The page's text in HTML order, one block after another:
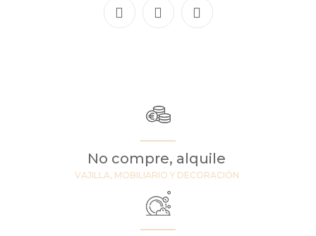
No compre, alquile
VAJILLA, MOBILIARIO Y DECORACIÓN